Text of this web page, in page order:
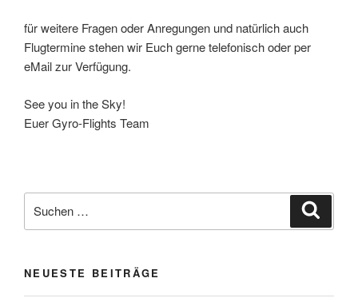
für weitere Fragen oder Anregungen und natürlich auch
Flugtermine stehen wir Euch gerne telefonisch oder per
eMail zur Verfügung.
See you in the Sky!
Euer Gyro-Flights Team
NEUESTE BEITRÄGE